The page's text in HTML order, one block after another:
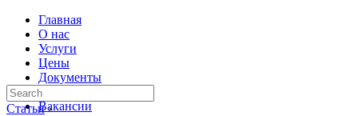
Главная
О нас
Услуги
Цены
Документы
Контакты
Вакансии
Статьи ›